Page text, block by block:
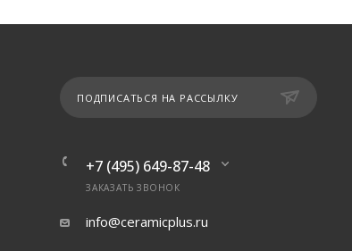
ПОДПИСАТЬСЯ НА РАССЫЛКУ
+7 (495) 649-87-48
ЗАКАЗАТЬ ЗВОНОК
info@ceramicplus.ru